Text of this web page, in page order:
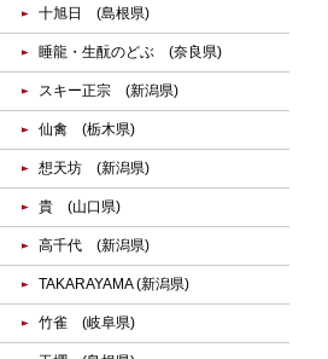
十旭日 (島根県)
睡龍・生酛のどぶ (奈良県)
スキー正宗 (新潟県)
仙禽 (栃木県)
想天坊 (新潟県)
貴 (山口県)
高千代 (新潟県)
TAKARAYAMA (新潟県)
竹雀 (岐阜県)